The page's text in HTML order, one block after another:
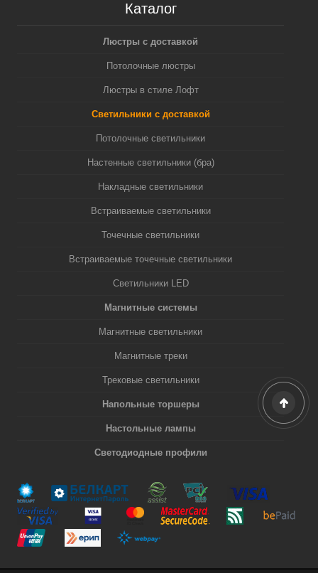
Каталог
Люстры с доставкой
Потолочные люстры
Люстры в стиле Лофт
Светильники с доставкой
Потолочные светильники
Настенные светильники (бра)
Накладные светильники
Встраиваемые светильники
Точечные светильники
Встраиваемые точечные светильники
Светильники LED
Магнитные системы
Магнитные светильники
Магнитные треки
Трековые светильники
Напольные торшеры
Настольные лампы
Светодиодные профили